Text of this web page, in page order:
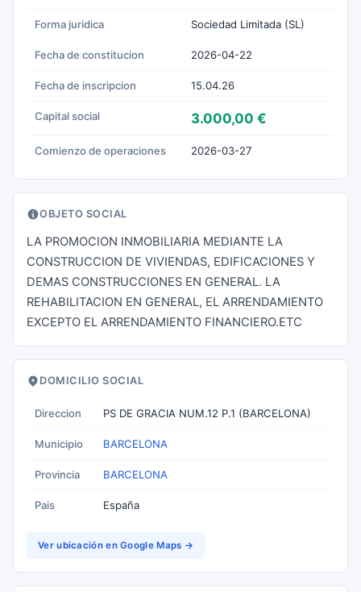
Forma juridica Sociedad Limitada (SL)
Fecha de constitucion 2026-04-22
Fecha de inscripcion 15.04.26
Capital social 3.000,00 €
Comienzo de operaciones 2026-03-27
OBJETO SOCIAL
LA PROMOCION INMOBILIARIA MEDIANTE LA
CONSTRUCCION DE VIVIENDAS, EDIFICACIONES Y
DEMAS CONSTRUCCIONES EN GENERAL. LA
REHABILITACION EN GENERAL, EL ARRENDAMIENTO
EXCEPTO EL ARRENDAMIENTO FINANCIERO.ETC
DOMICILIO SOCIAL
Direccion PS DE GRACIA NUM.12 P.1 (BARCELONA)
Municipio BARCELONA
Provincia BARCELONA
Pais España
Ver ubicación en Google Maps →